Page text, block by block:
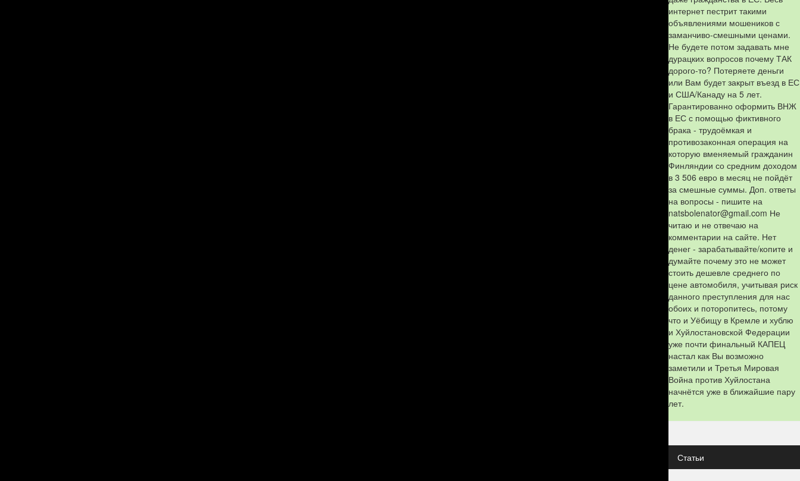
интернет пестрит такими
объявлениями мошеников с
заманчиво-смешными ценами.
Не будете потом задавать мне
дурацких вопросов почему ТАК
дорого-то? Потеряете деньги
или Вам будет закрыт въезд в ЕС
и США/Канаду на 5 лет.
Гарантированно оформить ВНЖ
в ЕС с помощью фиктивного
брака - трудоёмкая и
противозаконная операция на
которую вменяемый гражданин
Финляндии со средним доходом
в 3 506 евро в месяц не пойдёт
за смешные суммы. Доп. ответы
на вопросы - пишите на
natsbolenator@gmail.com Не
читаю и не отвечаю на
комментарии на сайте. Нет
денег - зарабатывайте/копите и
думайте почему это не может
стоить дешевле среднего по
цене автомобиля, учитывая риск
данного преступления для нас
обоих и поторопитесь, потому
что и Уёбищу в Кремле и хублю
и Хуйлостановской Федерации
уже почти финальный КАПЕЦ
настал как Вы возможно
заметили и Третья Мировая
Война против Хуйлостана
начнётся уже в ближайшие пару
лет.
Статьи